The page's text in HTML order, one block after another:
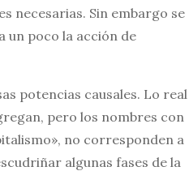
necesarias. Sin embargo se
un poco la acción de
potencias causales. Lo real
pero los nombres con
no corresponden a
algunas fases de la